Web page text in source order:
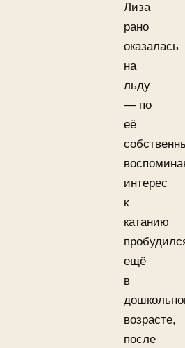
Лиза
рано
оказалась
на
льду
— по
её
интерес
к
катанию
ещё
в
возрасте,
после